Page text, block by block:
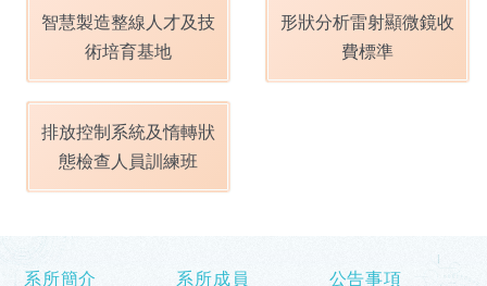
智慧製造整線人才及技
術培育基地
形狀分析雷射顯微鏡收
費標準
排放控制系統及惰轉狀
態檢查人員訓練班
系所簡介 系所成員 公告事項